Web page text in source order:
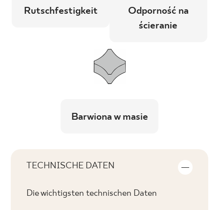
Rutschfestigkeit
Odporność na
ścieranie
Barwiona w masie
TECHNISCHE DATEN
Die wichtigsten technischen Daten